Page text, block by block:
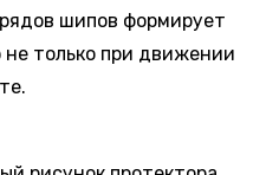
шипов формирует
только при движении